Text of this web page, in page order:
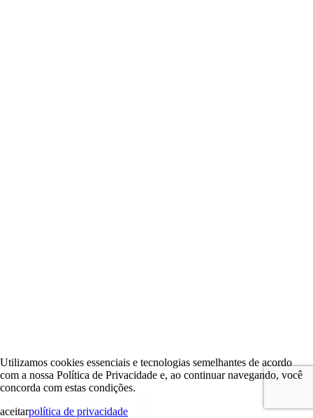
Utilizamos cookies essenciais e tecnologias semelhantes de acordo
com a nossa Política de Privacidade e, ao continuar navegando, você
concorda com estas condições.
aceitarpolítica de privacidade